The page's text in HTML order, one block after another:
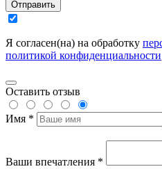
Отправить
Я согласен(на) на обработку
политикой конфиденциальности
Оставить отзыв
Имя *
Ваши впечатления *